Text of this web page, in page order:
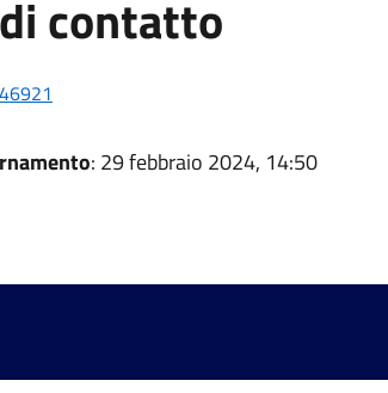
contatto
: 29 febbraio 2024, 14:50